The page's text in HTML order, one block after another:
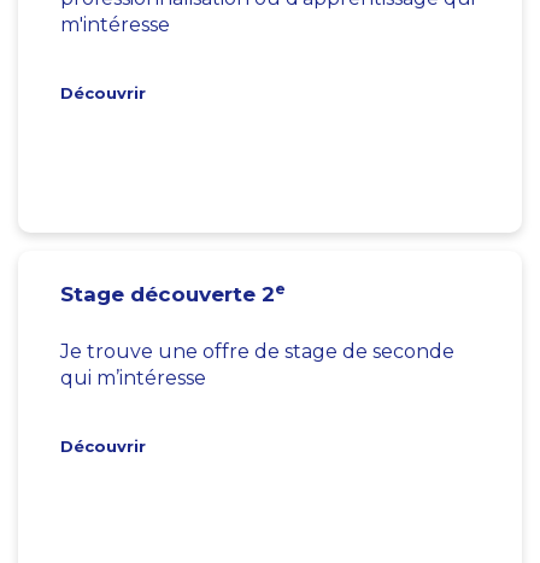
m'intéresse
Découvrir
Stage découverte 2e
Je trouve une offre de stage de seconde
qui m’intéresse
Découvrir